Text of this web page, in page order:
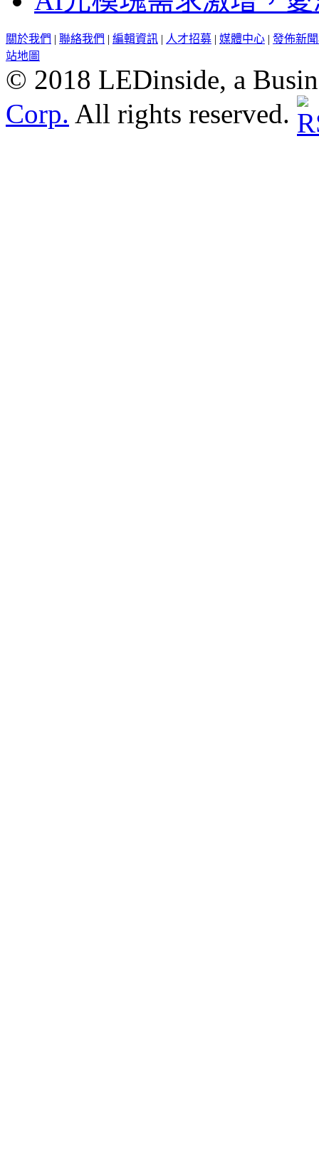
關於我們 | 聯絡我們 | 編輯資訊 | 人才招募 | 媒體中心 | 發佈新
站地圖
© 2018 LEDinside, a
Corp. All rights reserved.